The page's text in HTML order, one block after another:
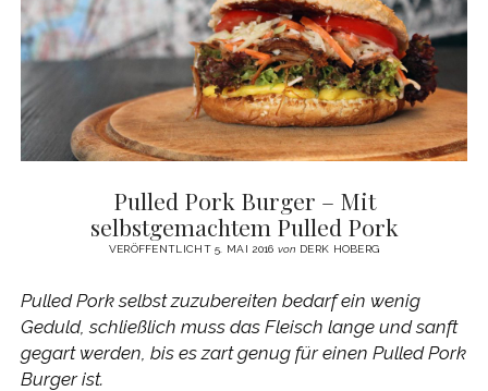
TOKIO
Pulled Pork Burger – Mit
selbstgemachtem Pulled Pork
VERÖFFENTLICHT 5. MAI 2016 von DERK HOBERG
Pulled Pork selbst zuzubereiten bedarf ein wenig
Geduld, schließlich muss das Fleisch lange und sanft
gegart werden, bis es zart genug für einen Pulled Pork
Burger ist.